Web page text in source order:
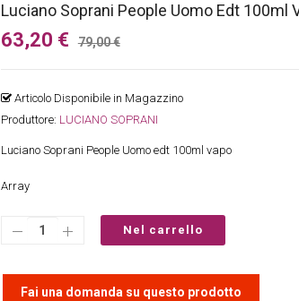
Luciano Soprani People Uomo Edt 100ml
63,20 € 79,00 €
Articolo Disponibile in Magazzino
Produttore: LUCIANO SOPRANI
Luciano Soprani People Uomo edt 100ml vapo
Array
Fai una domanda su questo prodotto